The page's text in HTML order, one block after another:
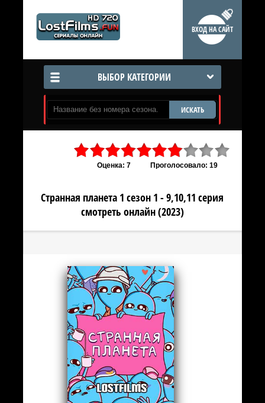
ВХОД НА САЙТ
ВЫБОР КАТЕГОРИИ
ИСКАТЬ
Оценка: 7 Проголосовало: 19
Странная планета 1 сезон 1 - 9,10,11 серия
смотреть онлайн (2023)